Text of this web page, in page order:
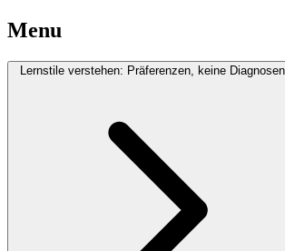
Menu
Lernstile verstehen: Präferenzen, keine Diagnosen